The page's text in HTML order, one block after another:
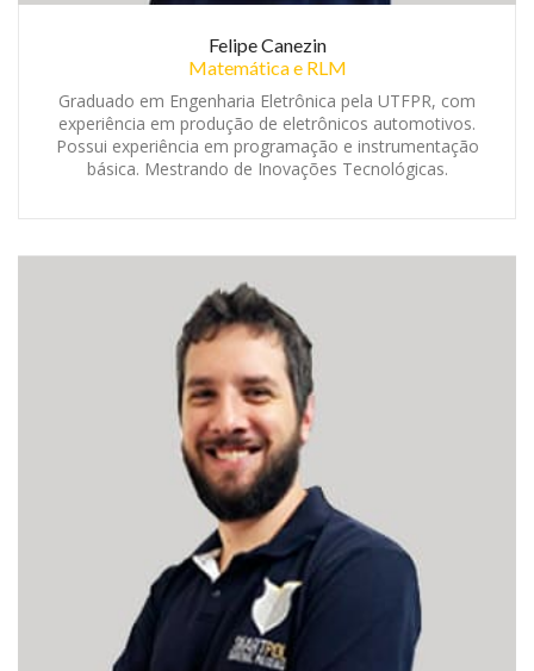
Felipe Canezin
Matemática e RLM
Graduado em Engenharia Eletrônica pela UTFPR, com
experiência em produção de eletrônicos automotivos.
Possui experiência em programação e instrumentação
básica. Mestrando de Inovações Tecnológicas.